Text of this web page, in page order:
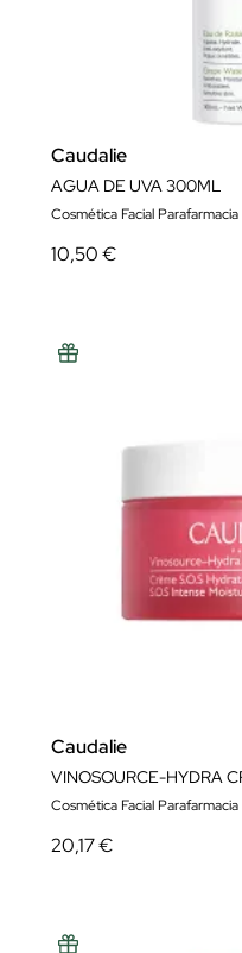
Caudalie
AGUA DE UVA 300ML
Cosmética Facial Parafarmacia
10,50 €
Caudalie
VINOSOURCE-HYDRA
Cosmética Facial Parafarmacia
20,17 €